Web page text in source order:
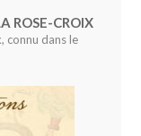
ROSE-CROIX
connu dans le